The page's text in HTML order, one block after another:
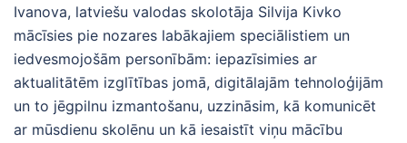
Ivanova, latviešu valodas skolotāja Silvija Kivko
mācīsies pie nozares labākajiem speciālistiem un
iedvesmojošām personībām: iepazīsimies ar
aktualitātēm izglītības jomā, digitālajām tehnoloģijām
un to jēgpilnu izmantošanu, uzzināsim, kā komunicēt
ar mūsdienu skolēnu un kā iesaistīt viņu mācību